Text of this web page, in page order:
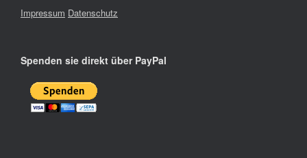
Impressum Datenschutz
Spenden sie direkt über PayPal